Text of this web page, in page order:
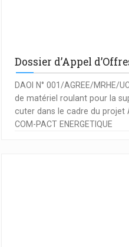
Dossier d’Appel
DAOI N° 001/AGREE/MRHE/
de matériel roulant pour la
cuter dans le cadre du projet
COM-PACT ENERGETIQUE